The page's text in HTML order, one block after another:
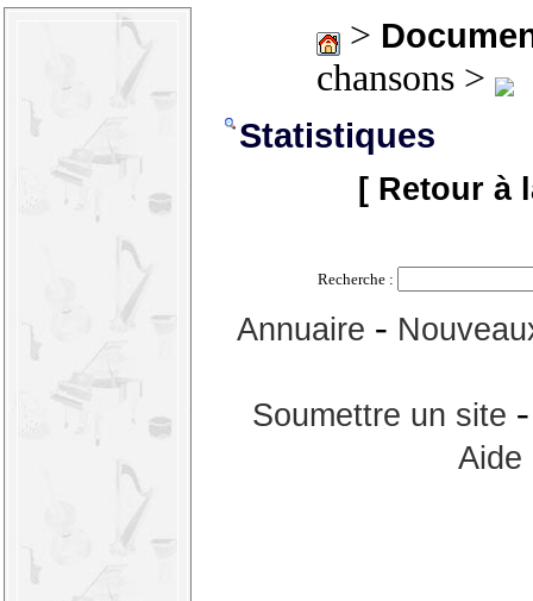
>
chansons >
Statistiques
[ Retour à
Recherche :
Annuaire -
Soumettre un site
Aide